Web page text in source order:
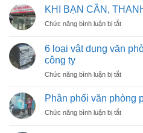
DỤNG
NHÂN
VIÊN
HÀNG
KHI BẠN CẦN,
Chức năng bình luận bị tắtở
CẦN,
BÌNH
CÓ
MẶT
6 loại vật dụng văn
công ty
Chức năng bình luận bị tắtở
loại
dụng
Phân phối văn phòng
Chức năng bình luận bị tắtở